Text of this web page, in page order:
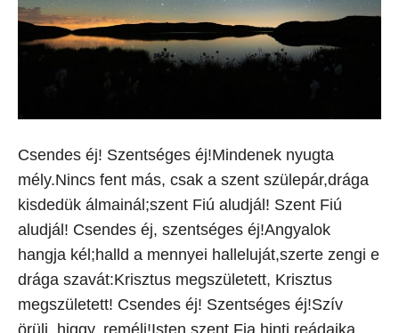
Csendes éj! Szentséges éj!Mindenek nyugta
mély.Nincs fent más, csak a szent szülepár,drága
kisdedük álmainál;szent Fiú aludjál! Szent Fiú
aludjál! Csendes éj, szentséges éj!Angyalok
hangja kél;halld a mennyei halleluját,szerte zengi e
drága szavát:Krisztus megszületett, Krisztus
megszületett! Csendes éj! Szentséges éj!Szív